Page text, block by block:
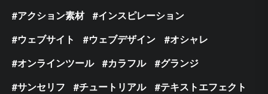
アクション素材
インスピレーション
ウェブサイト
ウェブデザイン
オシャレ
オンラインツール
カラフル
グランジ
サンセリフ
チュートリアル
テキストエフェクト